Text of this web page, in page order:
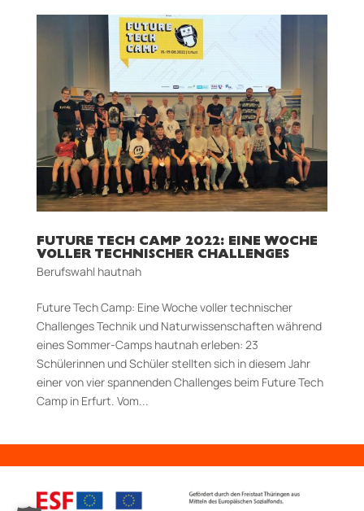
FUTURE TECH CAMP 2022: EINE WOCHE
VOLLER TECHNISCHER CHALLENGES
Berufswahl hautnah
Future Tech Camp: Eine Woche voller technischer
Challenges​ Technik und Naturwissenschaften während
eines Sommer-Camps hautnah erleben: 23
Schülerinnen und Schüler stellten sich in diesem Jahr
einer von vier spannenden Challenges beim Future Tech
Camp in Erfurt. Vom...